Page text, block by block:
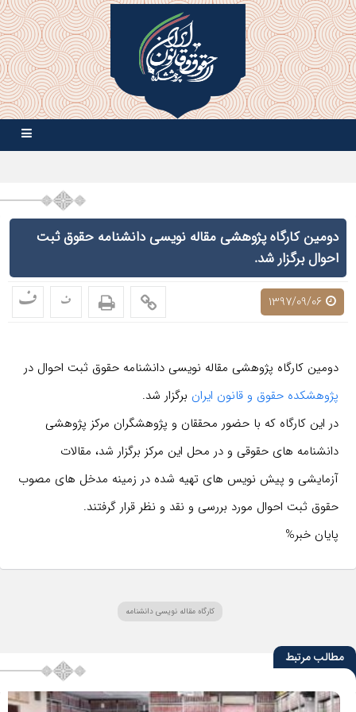
دومین کارگاه پژوهشی مقاله نویسی دانشنامه حقوق ثبت
احوال برگزار شد.
ف ف
دومین کارگاه پژوهشی مقاله نویسی دانشنامه حقوق ثبت احوال در
پژوهشکده حقوق و قانون ایران برگزار شد.
در این کارگاه که با حضور محققان و پژوهشگران مرکز پژوهشی
دانشنامه های حقوقی و در محل این مرکز برگزار شد، مقالات
آزمایشی و پیش نویس های تهیه شده در زمینه مدخل های مصوب
حقوق ثبت احوال مورد بررسی و نقد و نظر قرار گرفتند.
پایان خبر%
کارگاه مقاله نویسی دانشنامه
مطالب مرتبط